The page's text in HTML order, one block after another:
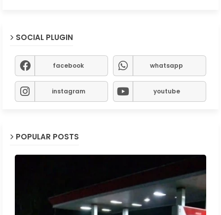
SOCIAL PLUGIN
facebook whatsapp
instagram youtube
POPULAR POSTS